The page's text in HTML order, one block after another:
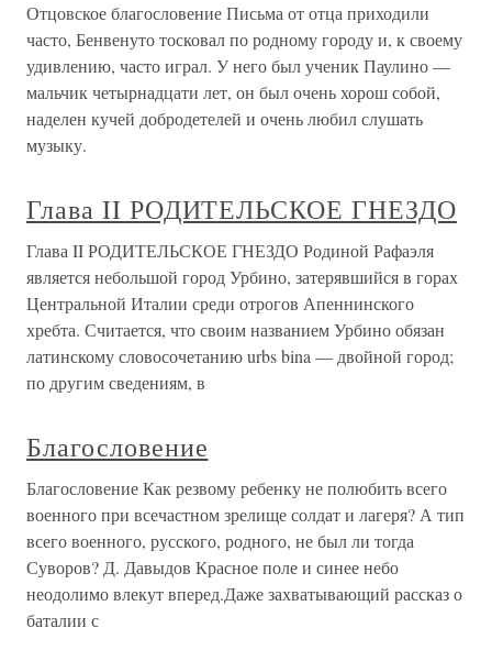
Отцовское благословение Письма от отца приходили
часто, Бенвенуто тосковал по родному городу и, к своему
удивлению, часто играл. У него был ученик Паулино —
мальчик четырнадцати лет, он был очень хорош собой,
наделен кучей добродетелей и очень любил слушать
музыку.
Глава II РОДИТЕЛЬСКОЕ ГНЕЗДО
Глава II РОДИТЕЛЬСКОЕ ГНЕЗДО Родиной Рафаэля
является небольшой город Урбино, затерявшийся в горах
Центральной Италии среди отрогов Апеннинского
хребта. Считается, что своим названием Урбино обязан
латинскому словосочетанию urbs bina — двойной город;
по другим сведениям, в
Благословение
Благословение Как резвому ребенку не полюбить всего
военного при всечастном зрелище солдат и лагеря? А тип
всего военного, русского, родного, не был ли тогда
Суворов? Д. Давыдов Красное поле и синее небо
неодолимо влекут вперед.Даже захватывающий рассказ о
баталии с